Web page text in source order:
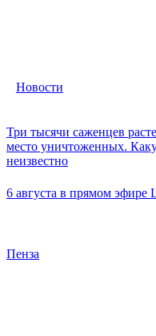
Новости
Три тысячи саженцев
место уничтоженных.
неизвестно
6 августа в прямом
Пенза